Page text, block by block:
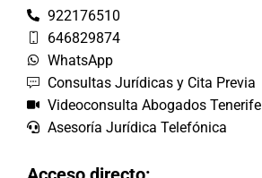
922176510
646829874
WhatsApp
Consultas Jurídicas y Cita Previa
Videoconsulta Abogados Tenerife
Asesoría Jurídica Telefónica